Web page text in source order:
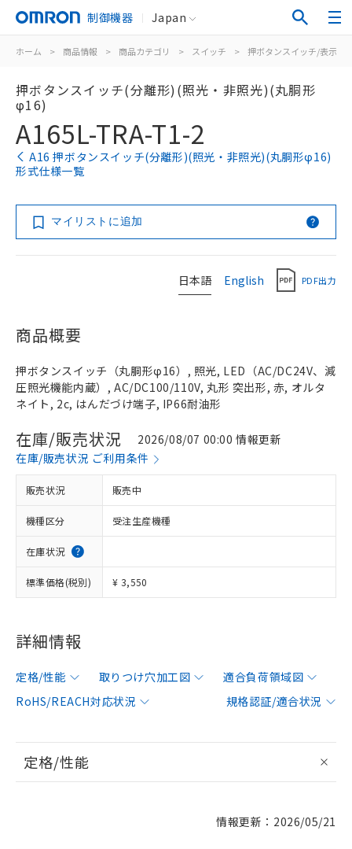
制御機器 Japan
ホーム > 商品情報 > 商品カテゴリ > スイッチ > 押ボタンスイッチ/表示灯
押ボタンスイッチ(分離形)(照光・非照光)(丸胴形
φ16)
A165L-TRA-T1-2
A16 押ボタンスイッチ(分離形)(照光・非照光)(丸胴形φ16)
形式仕様一覧
マイリストに追加
日本語 English PDF出力
商品概要
押ボタンスイッチ（丸胴形φ16）, 照光, LED（AC/DC24V、減
圧照光機能内蔵）, AC/DC100/110V, 丸形 突出形, 赤, オルタ
ネイト, 2c, はんだづけ端子, IP66耐油形
在庫/販売状況
2026/08/07 00:00 情報更新
在庫/販売状況 ご利用条件
販売状況 販売中
機種区分 受注生産機種
在庫状況
標準価格(税別) ¥ 3,550
詳細情報
定格/性能 取りつけ穴加工図
適合負荷領域図
RoHS/REACH対応状況
規格認証/適合状況
定格/性能
情報更新：2026/05/21